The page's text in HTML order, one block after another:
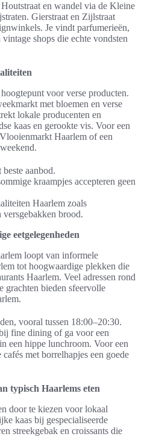
en wandel via de Kleine
Gierstraat en Zijlstraat
Je vindt parfumerieën,
shops die echte vondsten
voor verse producten.
met bloemen en verse
lokale producenten en
kaas en gerookte vis. Voor een
Haarlem of een
aanbod.
kraampjes accepteren geen
Haarlem zoals
brood.
eetgelegenheden
loopt van informele
tot hoogwaardige plekken die
Haarlem. Veel adressen rond
grachten bieden sfeervolle
vooral tussen 18:00–20:30.
fine dining of ga voor een
een hippe lunchroom. Voor een
met borrelhapjes een goede
typisch Haarlems eten
door te kiezen voor lokaal
kaas bij gespecialiseerde
streekgebak en croissants die